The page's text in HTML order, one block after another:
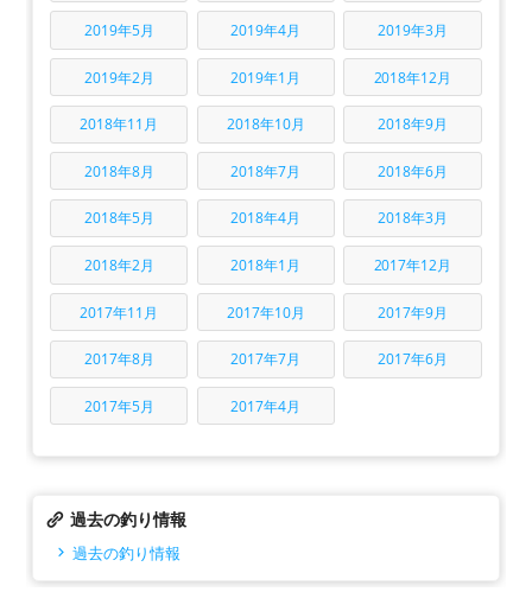
2019年5月 2019年4月 2019年3月
2019年2月 2019年1月 2018年12月
2018年11月 2018年10月 2018年9月
2018年8月 2018年7月 2018年6月
2018年5月 2018年4月 2018年3月
2018年2月 2018年1月 2017年12月
2017年11月 2017年10月 2017年9月
2017年8月 2017年7月 2017年6月
2017年5月 2017年4月
過去の釣り情報
過去の釣り情報